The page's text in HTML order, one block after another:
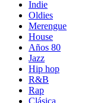
Indie
Oldies
Merengue
House
Años 80
Jazz
Hip hop
R&B
Rap